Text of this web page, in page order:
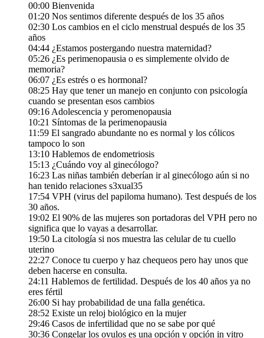
00:00 Bienvenida
01:20 Nos sentimos diferente después de los 35 años
02:30 Los cambios en el ciclo menstrual después de los 35
años
04:44 ¿Estamos postergando nuestra maternidad?
05:26 ¿Es perimenopausia o es simplemente olvido de
memoria?
06:07 ¿Es estrés o es hormonal?
08:25 Hay que tener un manejo en conjunto con psicología
cuando se presentan esos cambios
09:16 Adolescencia y peromenopausia
10:21 Síntomas de la perimenopausia
11:59 El sangrado abundante no es normal y los cólicos
tampoco lo son
13:10 Hablemos de endometriosis
15:13 ¿Cuándo voy al ginecólogo?
16:23 Las niñas también deberían ir al ginecólogo aún si no
han tenido relaciones s3xual35
17:54 VPH (virus del papiloma humano). Test después de los
30 años.
19:02 El 90% de las mujeres son portadoras del VPH pero no
significa que lo vayas a desarrollar.
19:50 La citología si nos muestra las celular de tu cuello
uterino
22:27 Conoce tu cuerpo y haz chequeos pero hay unos que
deben hacerse en consulta.
24:11 Hablemos de fertilidad. Después de los 40 años ya no
eres fértil
26:00 Si hay probabilidad de una falla genética.
28:52 Existe un reloj biológico en la mujer
29:46 Casos de infertilidad que no se sabe por qué
30:36 Congelar los ovulos es una opción y opción in vitro